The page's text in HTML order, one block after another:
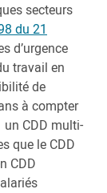
secteurs
du 21
d’urgence
travail en
de
à compter
CDD multi-
que le CDD
CDD